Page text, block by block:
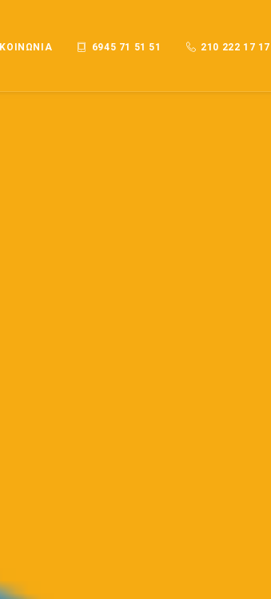
6945 71 51 51 210 222 17 17